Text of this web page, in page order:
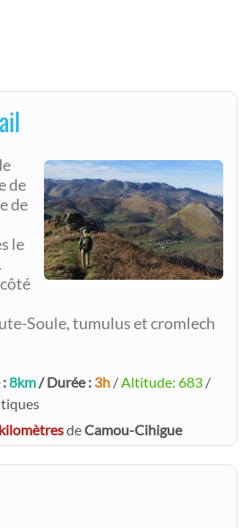
de
de
le
Soule, tumulus et cromlech
8km/ Durée : 3h /Altitude: 683 /
deCamou-Cihigue